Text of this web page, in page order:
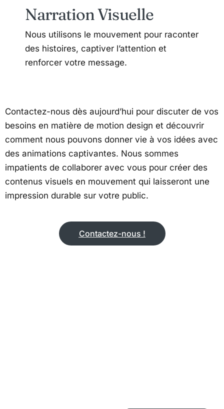
Narration Visuelle
Nous utilisons le mouvement pour raconter
des histoires, captiver l’attention et
renforcer votre message.
Contactez-nous dès aujourd’hui pour discuter de vos
besoins en matière de motion design et découvrir
comment nous pouvons donner vie à vos idées avec
des animations captivantes. Nous sommes
impatients de collaborer avec vous pour créer des
contenus visuels en mouvement qui laisseront une
impression durable sur votre public.
Contactez-nous !